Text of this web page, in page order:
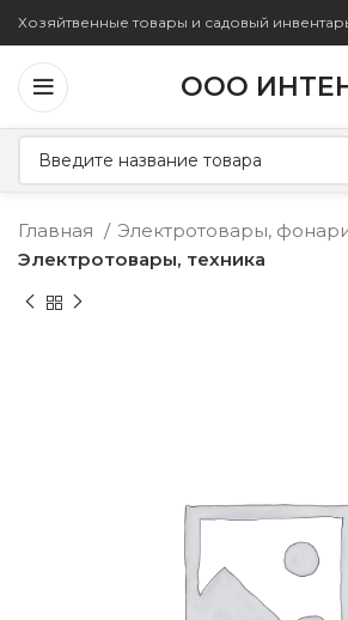
Хозяйтвенные товары и садовый
ООО
Главная
Электротовары,
Электротовары, техника